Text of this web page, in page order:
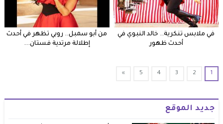
في ملابس تنكرية.. خالد النبوي في
أحدث ظهور
من أبو سمبل.. روبي تظهر في أحدث
إطلالة مرتدية فستان...
1
2
3
4
5
»
جديد الموقع